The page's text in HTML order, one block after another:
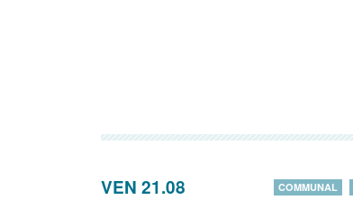
VEN 21.08
COMMUNAL